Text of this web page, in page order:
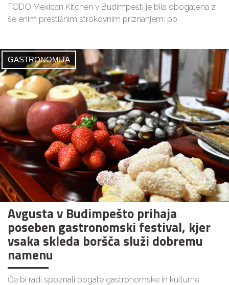
TODO Mexican Kitchen v Budimpešti je bila obogatena z
še enim prestižnim strokovnim priznanjem: po
GASTRONOMIJA
Avgusta v Budimpešto prihaja
poseben gastronomski festival, kjer
vsaka skleda boršča služi dobremu
namenu
Če bi radi spoznali bogate gastronomske in kulturne